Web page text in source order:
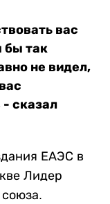
вас
бы так
не видел,
сказал
ЕАЭС в
Лидер